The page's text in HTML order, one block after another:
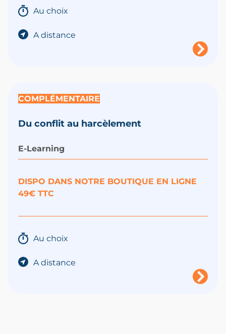
Au choix
A distance
COMPLÉMENTAIRE
Du conflit au harcèlement
E-Learning
DISPO DANS NOTRE BOUTIQUE EN LIGNE
49€ TTC
Au choix
A distance